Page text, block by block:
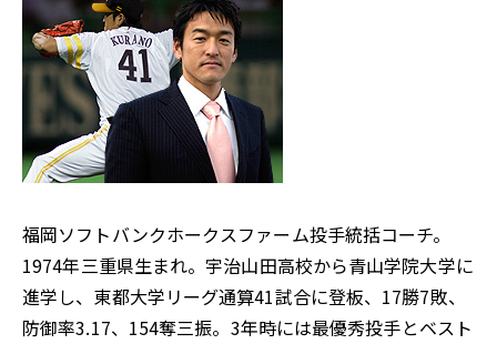
福岡ソフトバンクホークスファーム投手統括コーチ。
1974年三重県生まれ。宇治山田高校から青山学院大学に
進学し、東都大学リーグ通算41試合に登板、17勝7敗、
防御率3.17、154奪三振。3年時には最優秀投手とベスト